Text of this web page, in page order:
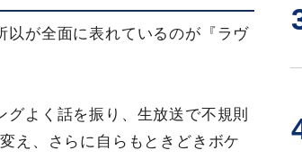
以が全面に表れているのが『ラヴ
よく話を振り、生放送で不規則
え、さらに自らもときどきボケ